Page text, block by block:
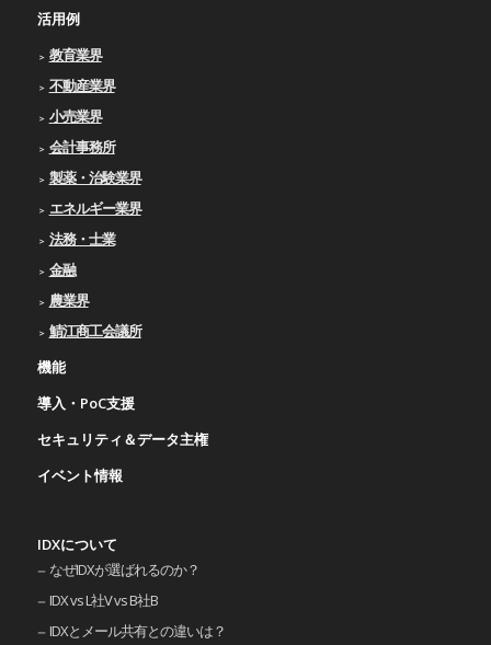
活用例
教育業界
不動産業界
小売業界
会計事務所
製薬・治験業界
エネルギー業界
法務・士業
金融
農業界
鯖江商工会議所
機能
導入・PoC支援
セキュリティ＆データ主権
イベント情報
IDXについて
なぜIDXが選ばれるのか？
IDX vs L社V vs B社B
IDXとメール共有との違いは？